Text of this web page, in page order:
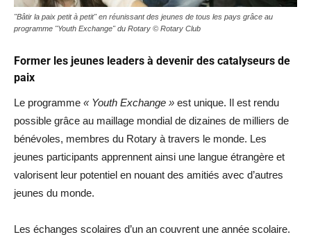
"Bâtir la paix petit à petit" en réunissant des jeunes de tous les pays grâce au
programme "Youth Exchange" du Rotary © Rotary Club
Former les jeunes leaders à devenir des catalyseurs de
paix
Le programme « Youth Exchange » est unique. Il est rendu
possible grâce au maillage mondial de dizaines de milliers de
bénévoles, membres du Rotary à travers le monde. Les
jeunes participants apprennent ainsi une langue étrangère et
valorisent leur potentiel en nouant des amitiés avec d’autres
jeunes du monde.
Les échanges scolaires d’un an couvrent une année scolaire.